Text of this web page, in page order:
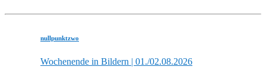
nullpunktzwo
Wochenende in Bildern | 01./02.08.2026